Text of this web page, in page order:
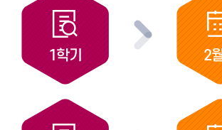
1학기 2